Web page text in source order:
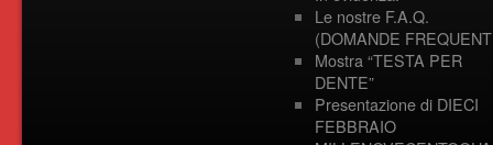
Le nostre F.A.Q.
(DOMANDE
Mostra “TESTA PER
DENTE”
Presentazione di DIECI
FEBBRAIO